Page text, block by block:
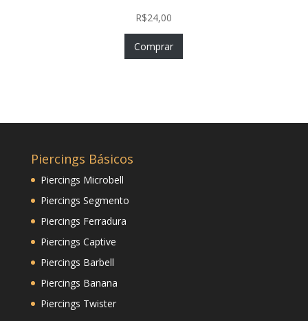
R$24,00
Comprar
Piercings Básicos
Piercings Microbell
Piercings Segmento
Piercings Ferradura
Piercings Captive
Piercings Barbell
Piercings Banana
Piercings Twister